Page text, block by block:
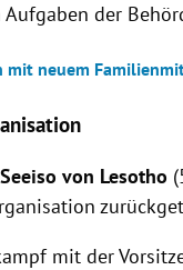
der
mit neuem
von Lesotho
mit der